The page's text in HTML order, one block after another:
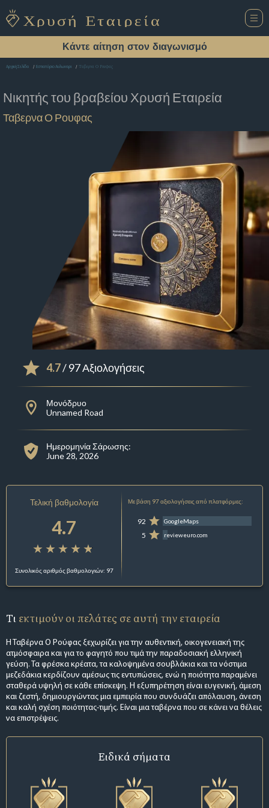
Κάντε αίτηση στον διαγωνισμό
Αρχική Σελίδα Εστιατόριο Αυλωναρι Ταβερνα Ο Ρουφας
Νικητής του βραβείου Χρυσή Εταιρεία
Ταβερνα Ο Ρουφας
4.7/ 97 Αξιολογήσεις
Μονόδρυο
Unnamed Road
Ημερομηνία Σάρωσης:
June 28, 2026
Τελική βαθμολογία
4.7
Συνολικός αριθμός βαθμολογιών: 97
Με βάση 97 αξιολογήσεις από πλατφόρμες:
92 GoogleMaps
5 revieweuro.com
Τι εκτιμούν οι πελάτες σε αυτή την εταιρεία
Η Ταβέρνα Ο Ρούφας ξεχωρίζει για την αυθεντική, οικογενειακή της
ατμόσφαιρα και για το φαγητό που τιμά την παραδοσιακή ελληνική
γεύση. Τα φρέσκα κρέατα, τα καλοψημένα σουβλάκια και τα νόστιμα
μεζεδάκια κερδίζουν αμέσως τις εντυπώσεις, ενώ η ποιότητα παραμένει
σταθερά υψηλή σε κάθε επίσκεψη. Η εξυπηρέτηση είναι ευγενική, άμεση
και ζεστή, δημιουργώντας μια εμπειρία που συνδυάζει απόλαυση, άνεση
και καλή σχέση ποιότητας-τιμής. Είναι μια ταβέρνα που σε κάνει να θέλεις
να επιστρέψεις.
Ειδικά σήματα